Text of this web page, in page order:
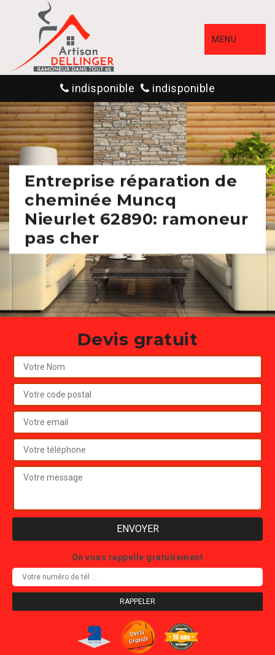
MENU
indisponible indisponible
Entreprise réparation de
cheminée Muncq
Nieurlet 62890: ramoneur
pas cher
Devis gratuit
On vous rappelle gratuitement